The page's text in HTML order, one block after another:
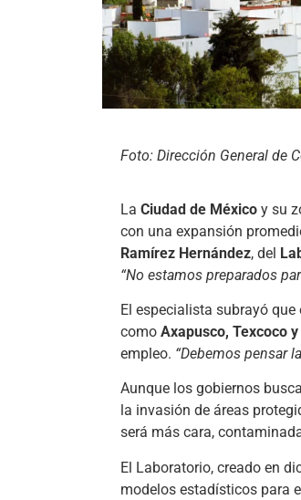
Foto: Dirección General de
La Ciudad de México y su
con una expansión
Ramírez Hernández, del
“No estamos preparados
El especialista subrayó
como Axapusco, Texcoco
empleo. “Debemos pensar
Aunque los gobiernos
la invasión de áreas
será más cara,
El Laboratorio, creado en
modelos estadísticos para